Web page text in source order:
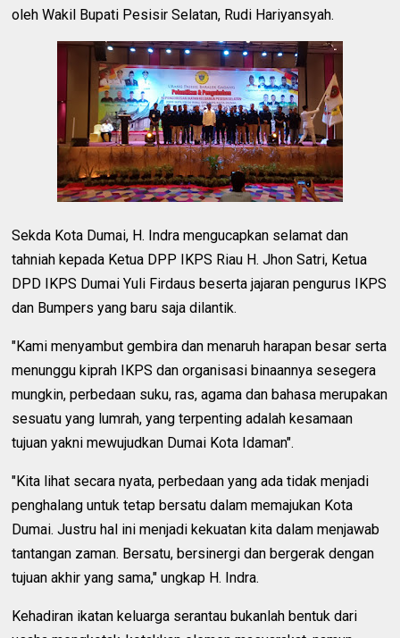
oleh Wakil Bupati Pesisir Selatan, Rudi Hariyansyah.
Sekda Kota Dumai, H. Indra mengucapkan selamat dan
tahniah kepada Ketua DPP IKPS Riau H. Jhon Satri, Ketua
DPD IKPS Dumai Yuli Firdaus beserta jajaran pengurus IKPS
dan Bumpers yang baru saja dilantik.
"Kami menyambut gembira dan menaruh harapan besar serta
menunggu kiprah IKPS dan organisasi binaannya sesegera
mungkin, perbedaan suku, ras, agama dan bahasa merupakan
sesuatu yang lumrah, yang terpenting adalah kesamaan
tujuan yakni mewujudkan Dumai Kota Idaman".
"Kita lihat secara nyata, perbedaan yang ada tidak menjadi
penghalang untuk tetap bersatu dalam memajukan Kota
Dumai. Justru hal ini menjadi kekuatan kita dalam menjawab
tantangan zaman. Bersatu, bersinergi dan bergerak dengan
tujuan akhir yang sama," ungkap H. Indra.
Kehadiran ikatan keluarga serantau bukanlah bentuk dari